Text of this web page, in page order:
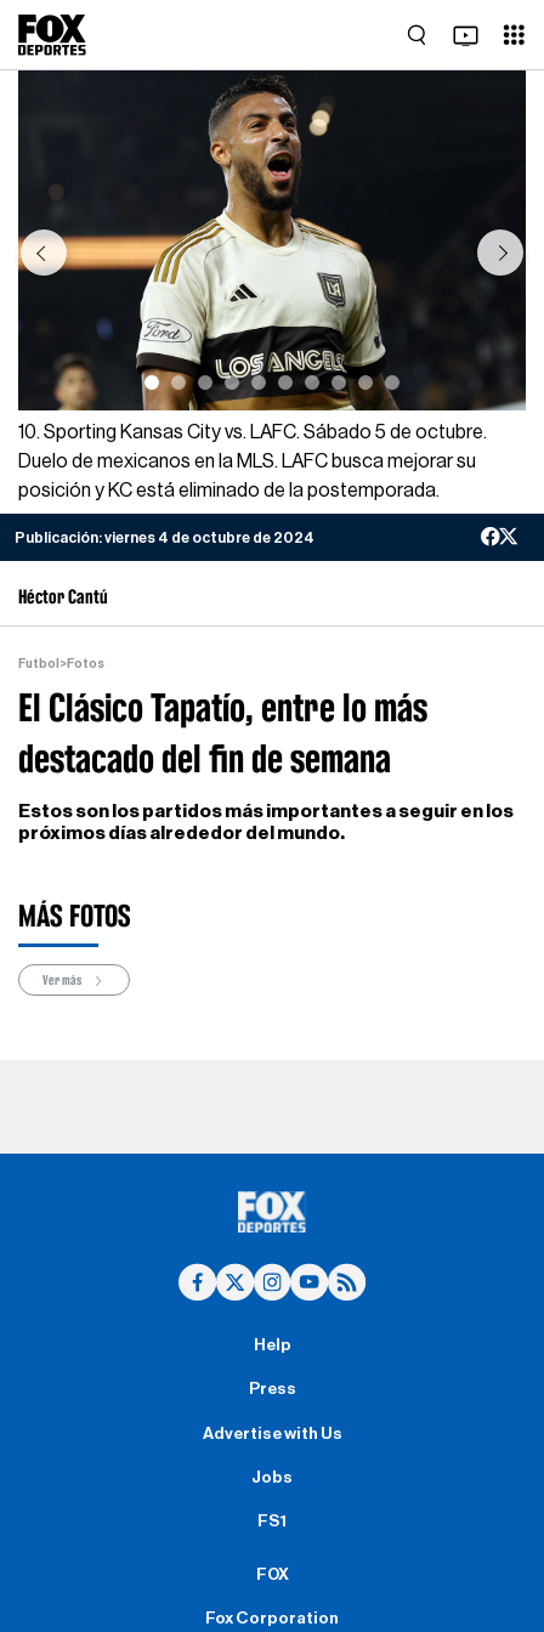
Previous Next
10. Sporting Kansas City vs. LAFC. Sábado 5 de octubre.
Duelo de mexicanos en la MLS. LAFC busca mejorar su
posición y KC está eliminado de la postemporada.
Publicación:viernes 4 de octubre de 2024
Héctor Cantú
Futbol >Fotos
El Clásico Tapatío, entre lo más
destacado del fin de semana
Estos son los partidos más importantes a seguir en los
próximos días alrededor del mundo.
MÁS FOTOS
Ver más
Help
Press
Advertise with Us
Jobs
FS1
FOX
Fox Corporation